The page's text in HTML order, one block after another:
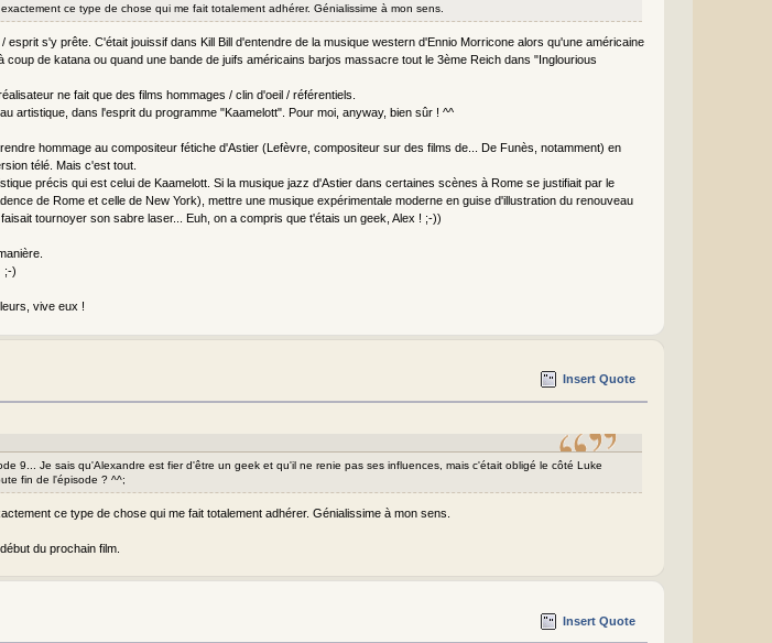
ce type de chose qui me fait totalement adhérer. Génialissime à mon sens.
s'y prête. C'était jouissif dans Kill Bill d'entendre de la musique western d'Ennio Morricone alors qu'une américaine
de katana ou quand une bande de juifs américains barjos massacre tout le 3ème Reich dans "Inglourious
ne fait que des films hommages / clin d'oeil / référentiels.
artistique, dans l'esprit du programme "Kaamelott". Pour moi, anyway, bien sûr ! ^^
hommage au compositeur fétiche d'Astier (Lefèvre, compositeur sur des films de... De Funès, notamment) en
télé. Mais c'est tout.
précis qui est celui de Kaamelott. Si la musique jazz d'Astier dans certaines scènes à Rome se justifiait par le
de Rome et celle de New York), mettre une musique expérimentale moderne en guise d'illustration du renouveau
tournoyer son sabre laser... Euh, on a compris que t'étais un geek, Alex ! ;-))
;-)
vive eux !
Insert Quote
9... Je sais qu'Alexandre est fier d'être un geek et qu'il ne renie pas ses influences, mais c'était obligé le côté Luke
fin de l'épisode ? ^^;
ce type de chose qui me fait totalement adhérer. Génialissime à mon sens.
du prochain film.
Insert Quote